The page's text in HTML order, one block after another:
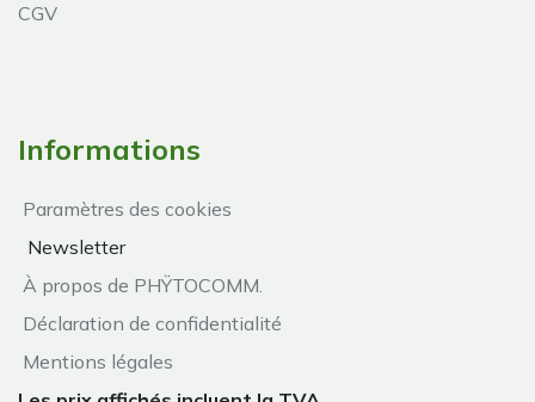
CGV
Informations
Paramètres des cookies
Newsletter
À propos de PHŸTOCOMM.
Déclaration de confidentialité
Mentions légales